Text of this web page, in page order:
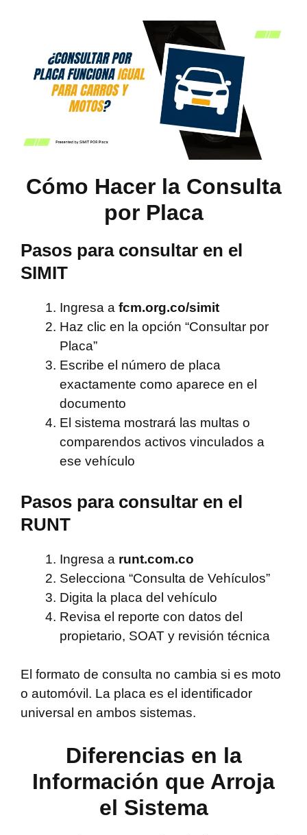
Cómo Hacer la Consulta
por Placa
Pasos para consultar en el
SIMIT
Ingresa a fcm.org.co/simit
Haz clic en la opción “Consultar por
Placa”
Escribe el número de placa
exactamente como aparece en el
documento
El sistema mostrará las multas o
comparendos activos vinculados a
ese vehículo
Pasos para consultar en el
RUNT
Ingresa a runt.com.co
Selecciona “Consulta de Vehículos”
Digita la placa del vehículo
Revisa el reporte con datos del
propietario, SOAT y revisión técnica
El formato de consulta no cambia si es moto
o automóvil. La placa es el identificador
universal en ambos sistemas.
Diferencias en la
Información que Arroja
el Sistema